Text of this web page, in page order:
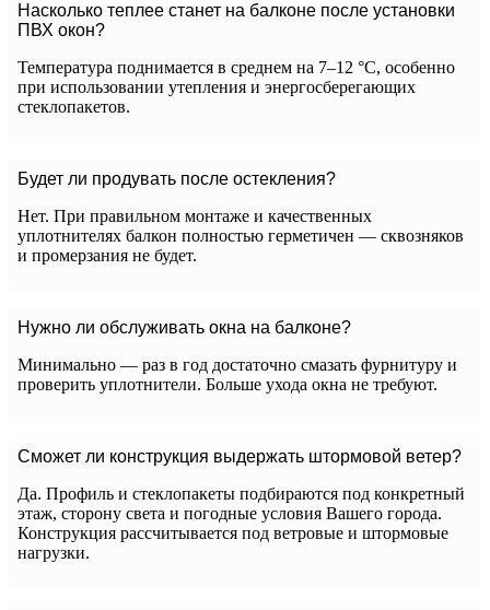
Насколько теплее станет на балконе после установки
ПВХ окон?
Температура поднимается в среднем на 7–12 °C, особенно
при использовании утепления и энергосберегающих
стеклопакетов.
Будет ли продувать после остекления?
Нет. При правильном монтаже и качественных
уплотнителях балкон полностью герметичен — сквозняков
и промерзания не будет.
Нужно ли обслуживать окна на балконе?
Минимально — раз в год достаточно смазать фурнитуру и
проверить уплотнители. Больше ухода окна не требуют.
Сможет ли конструкция выдержать штормовой ветер?
Да. Профиль и стеклопакеты подбираются под конкретный
этаж, сторону света и погодные условия Вашего города.
Конструкция рассчитывается под ветровые и штормовые
нагрузки.